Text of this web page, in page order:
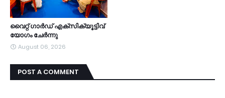
വൈറ്റ് ഗാർഡ് എക്സിക്യൂട്ടിവ്
യോഗം ചേർന്നു
August 06, 2026
POST A COMMENT